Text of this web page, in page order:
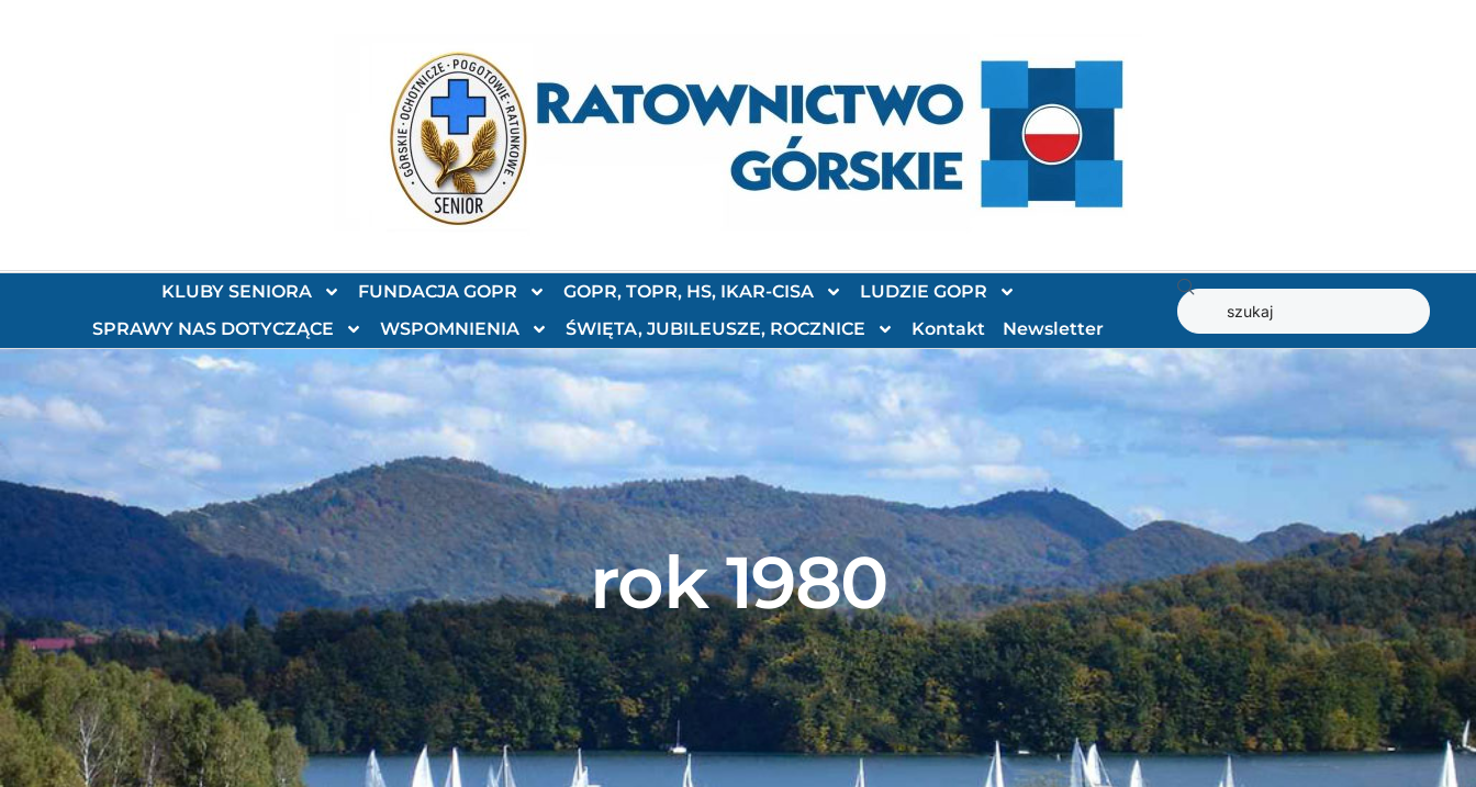
KLUBY SENIORA FUNDACJA GOPR GOPR, TOPR, HS, IKAR-CISA
LUDZIE GOPR
SPRAWY NAS DOTYCZĄCE
WSPOMNIENIA ŚWIĘTA, JUBILEUSZE, ROCZNICE Kontakt Newsletter
rok 1980